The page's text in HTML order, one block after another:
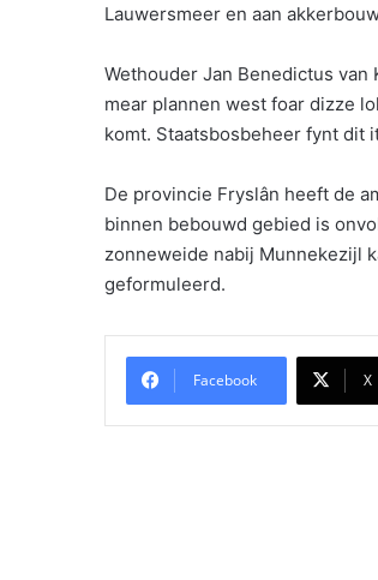
Lauwersmeer en aan
Wethouder Jan Benedictus
mear plannen west foar dizze
komt. Staatsbosbeheer fynt dit
De provincie Fryslân heeft de
binnen bebouwd gebied is
zonneweide nabij Munnekezijl
geformuleerd.
Facebook X